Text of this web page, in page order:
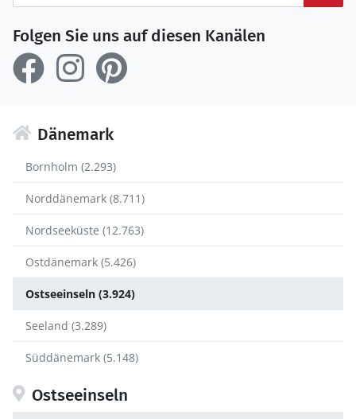
Folgen Sie uns auf diesen Kanälen
Dänemark
Bornholm (2.293)
Norddänemark (8.711)
Nordseeküste (12.763)
Ostdänemark (5.426)
Ostseeinseln (3.924)
Seeland (3.289)
Süddänemark (5.148)
Ostseeinseln